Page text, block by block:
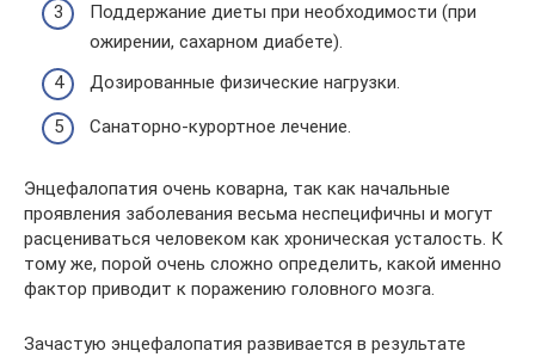
Поддержание диеты при необходимости (при
ожирении, сахарном диабете).
Дозированные физические нагрузки.
Санаторно-курортное лечение.
Энцефалопатия очень коварна, так как начальные
проявления заболевания весьма неспецифичны и могут
расцениваться человеком как хроническая усталость. К
тому же, порой очень сложно определить, какой именно
фактор приводит к поражению головного мозга.
Зачастую энцефалопатия развивается в результате